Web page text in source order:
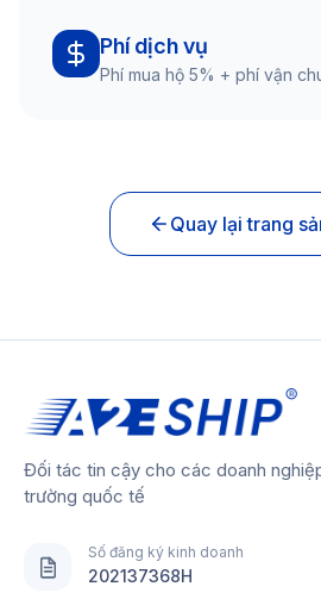
Phí dịch vụ
Phí mua hộ 5% + phí vận
Quay lại trang
Đối tác tin cậy cho các doanh
trường quốc tế
Số đăng ký kinh doanh
202137368H